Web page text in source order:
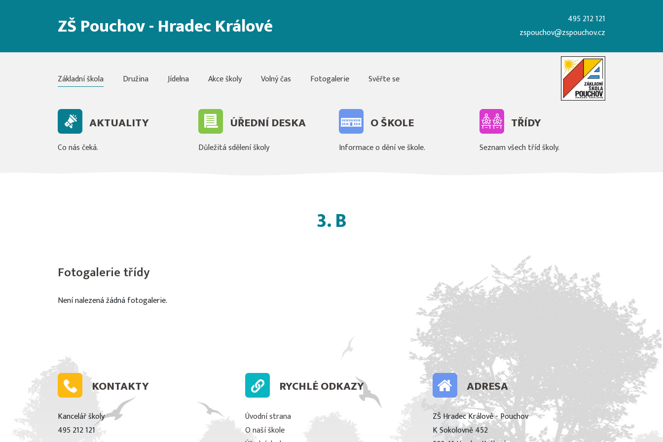
ZŠ Pouchov - Hradec Králové
495 212 121
zspouchov@zspouchov.cz
Základní škola Družina Jídelna Akce školy Volný čas Fotogalerie Svěřte se
AKTUALITY
Co nás čeká.
ÚŘEDNÍ DESKA
Důležitá sdělení školy
O ŠKOLE
Informace o dění ve škole.
TŘÍDY
Seznam všech tříd školy.
3. B
Fotogalerie třídy
Není nalezená žádná fotogalerie.
KONTAKTY
Kancelář školy
495 212 121
RYCHLÉ ODKAZY
Úvodní strana
O naší škole
ADRESA
ZŠ Hradec Králové - Pouchov
K Sokolovně 452